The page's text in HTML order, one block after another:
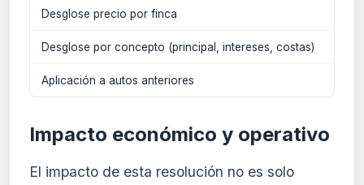
Desglose precio por finca
Desglose por concepto (principal, intereses, costas)
Aplicación a autos anteriores
Impacto económico y operativo
El impacto de esta resolución no es solo